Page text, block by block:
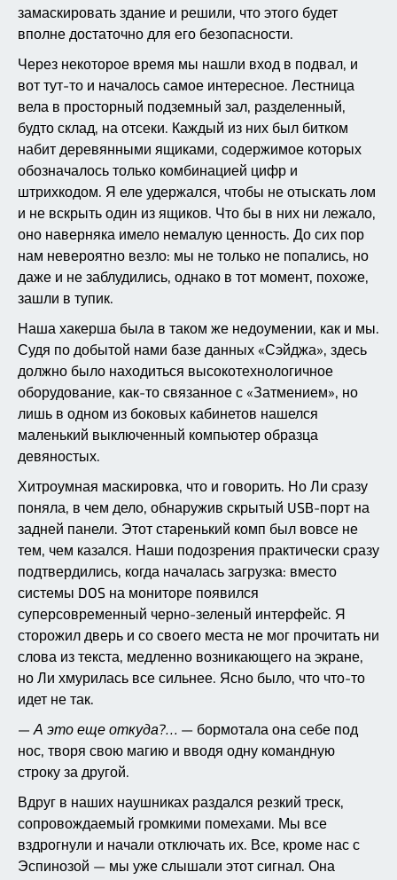
замаскировать здание и решили, что этого будет
вполне достаточно для его безопасности.
Через некоторое время мы нашли вход в подвал, и
вот тут-то и началось самое интересное. Лестница
вела в просторный подземный зал, разделенный,
будто склад, на отсеки. Каждый из них был битком
набит деревянными ящиками, содержимое которых
обозначалось только комбинацией цифр и
штрихкодом. Я еле удержался, чтобы не отыскать лом
и не вскрыть один из ящиков. Что бы в них ни лежало,
оно наверняка имело немалую ценность. До сих пор
нам невероятно везло: мы не только не попались, но
даже и не заблудились, однако в тот момент, похоже,
зашли в тупик.
Наша хакерша была в таком же недоумении, как и мы.
Судя по добытой нами базе данных «Сэйджа», здесь
должно было находиться высокотехнологичное
оборудование, как-то связанное с «Затмением», но
лишь в одном из боковых кабинетов нашелся
маленький выключенный компьютер образца
девяностых.
Хитроумная маскировка, что и говорить. Но Ли сразу
поняла, в чем дело, обнаружив скрытый USB-порт на
задней панели. Этот старенький комп был вовсе не
тем, чем казался. Наши подозрения практически сразу
подтвердились, когда началась загрузка: вместо
системы DOS на мониторе появился
суперсовременный черно-зеленый интерфейс. Я
сторожил дверь и со своего места не мог прочитать ни
слова из текста, медленно возникающего на экране,
но Ли хмурилась все сильнее. Ясно было, что что-то
идет не так.
— А это еще откуда?…
— бормотала она себе под
нос, творя свою магию и вводя одну командную
строку за другой.
Вдруг в наших наушниках раздался резкий треск,
сопровождаемый громкими помехами. Мы все
вздрогнули и начали отключать их. Все, кроме нас с
Эспинозой — мы уже слышали этот сигнал. Она